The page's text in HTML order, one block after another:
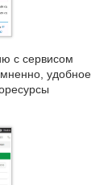
с сервисом
удобное